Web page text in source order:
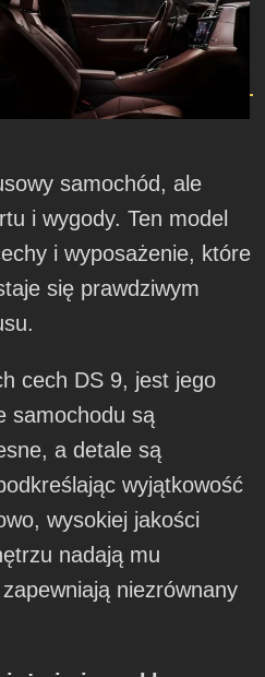
samochód, ale
i wygody. Ten model
i wyposażenie, które
się prawdziwym
cech DS 9, jest jego
samochodu są
a detale są
wyjątkowość
wysokiej jakości
nadają mu
niezrównany